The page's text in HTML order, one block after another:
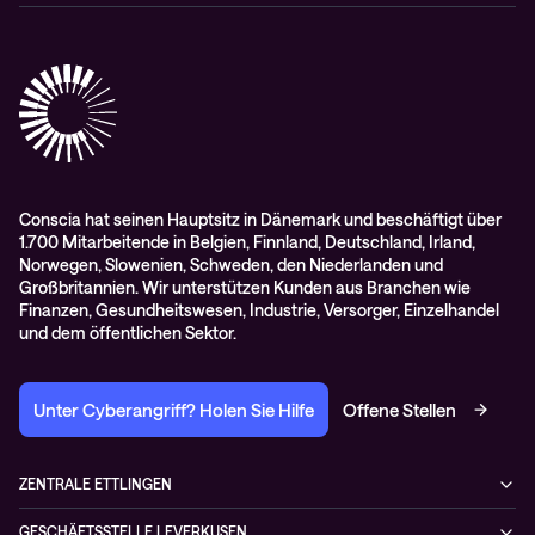
Cisco Webex
RMA-Antrag
AGB
Conscia hat seinen Hauptsitz in Dänemark und beschäftigt über
1.700 Mitarbeitende in Belgien, Finnland, Deutschland, Irland,
Norwegen, Slowenien, Schweden, den Niederlanden und
Großbritannien. Wir unterstützen Kunden aus Branchen wie
Finanzen, Gesundheitswesen, Industrie, Versorger, Einzelhandel
und dem öffentlichen Sektor.
Unter Cyberangriff? Holen Sie Hilfe Offene Stellen
ZENTRALE ETTLINGEN
Otto-Hahn-Str. 18
GESCHÄFTSSTELLE LEVERKUSEN